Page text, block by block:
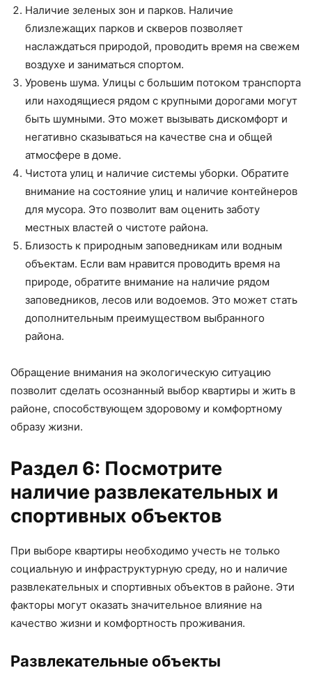
Наличие зеленых зон и парков. Наличие
близлежащих парков и скверов позволяет
наслаждаться природой, проводить время на свежем
воздухе и заниматься спортом.
Уровень шума. Улицы с большим потоком транспорта
или находящиеся рядом с крупными дорогами могут
быть шумными. Это может вызывать дискомфорт и
негативно сказываться на качестве сна и общей
атмосфере в доме.
Чистота улиц и наличие системы уборки. Обратите
внимание на состояние улиц и наличие контейнеров
для мусора. Это позволит вам оценить заботу
местных властей о чистоте района.
Близость к природным заповедникам или водным
объектам. Если вам нравится проводить время на
природе, обратите внимание на наличие рядом
заповедников, лесов или водоемов. Это может стать
дополнительным преимуществом выбранного
района.
Обращение внимания на экологическую ситуацию
позволит сделать осознанный выбор квартиры и жить в
районе, способствующем здоровому и комфортному
образу жизни.
Раздел 6: Посмотрите
наличие развлекательных и
спортивных объектов
При выборе квартиры необходимо учесть не только
социальную и инфраструктурную среду, но и наличие
развлекательных и спортивных объектов в районе. Эти
факторы могут оказать значительное влияние на
качество жизни и комфортность проживания.
Развлекательные объекты